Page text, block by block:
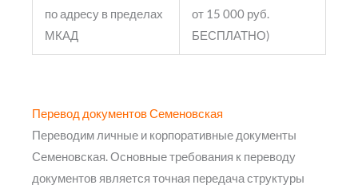
по адресу в пределах
МКАД
от 15 000 руб.
БЕСПЛАТНО)
Перевод документов Семеновская
Переводим личные и корпоративные документы
Семеновская. Основные требования к переводу
документов является точная передача структуры